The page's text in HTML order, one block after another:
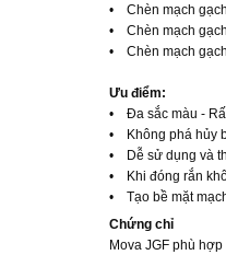
• Chèn mạch
• Chèn mạch
• Chèn mạch
Ưu điểm:
• Đa sắc màu -
• Không phá hủy
• Dễ sử dụng và
• Khi đóng rắn
• Tạo bề mặt
Chứng chỉ
Mova JGF phù